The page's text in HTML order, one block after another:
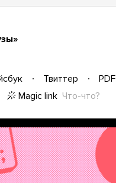
Твиттер
PDF
Magic link Что-что?